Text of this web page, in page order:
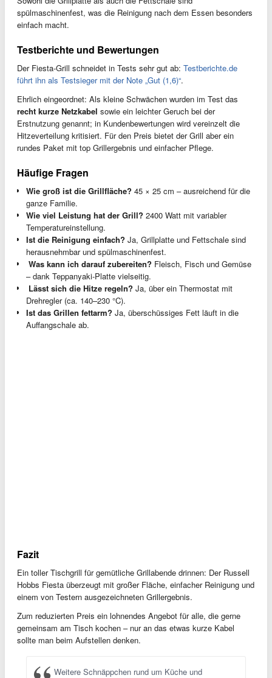
spülmaschinenfest, was die Reinigung nach dem Essen besonders
einfach macht.
Testberichte und Bewertungen
Der Fiesta-Grill schneidet in Tests sehr gut ab: Testberichte.de
führt ihn als Testsieger mit der Note „Gut (1,6)“.
Ehrlich eingeordnet: Als kleine Schwächen wurden im Test das
recht kurze Netzkabel sowie ein leichter Geruch bei der
Erstnutzung genannt; in Kundenbewertungen wird vereinzelt die
Hitzeverteilung kritisiert. Für den Preis bietet der Grill aber ein
rundes Paket mit top Grillergebnis und einfacher Pflege.
Häufige Fragen
Wie groß ist die Grillfläche? 45 × 25 cm – ausreichend für die
ganze Familie.
Wie viel Leistung hat der Grill? 2400 Watt mit variabler
Temperatureinstellung.
Ist die Reinigung einfach? Ja, Grillplatte und Fettschale sind
herausnehmbar und spülmaschinenfest.
Was kann ich darauf zubereiten? Fleisch, Fisch und Gemüse
– dank Teppanyaki-Platte vielseitig.
Lässt sich die Hitze regeln? Ja, über ein Thermostat mit
Drehregler (ca. 140–230 °C).
Ist das Grillen fettarm? Ja, überschüssiges Fett läuft in die
Auffangschale ab.
Fazit
Ein toller Tischgrill für gemütliche Grillabende drinnen: Der Russell
Hobbs Fiesta überzeugt mit großer Fläche, einfacher Reinigung und
einem von Testern ausgezeichneten Grillergebnis.
Zum reduzierten Preis ein lohnendes Angebot für alle, die gerne
gemeinsam am Tisch kochen – nur an das etwas kurze Kabel
sollte man beim Aufstellen denken.
Weitere Schnäppchen rund um Küche und